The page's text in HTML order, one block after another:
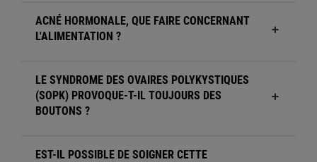
ACNÉ HORMONALE, QUE FAIRE CONCERNANT
L'ALIMENTATION ?
LE SYNDROME DES OVAIRES POLYKYSTIQUES
(SOPK) PROVOQUE-T-IL TOUJOURS DES
BOUTONS ?
EST-IL POSSIBLE DE SOIGNER CETTE